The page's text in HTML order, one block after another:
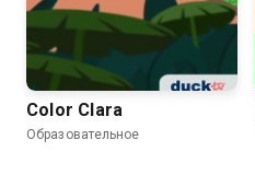
Color Clara
Образовательное